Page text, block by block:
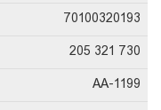
70100320193
730 321 205
AA-1199